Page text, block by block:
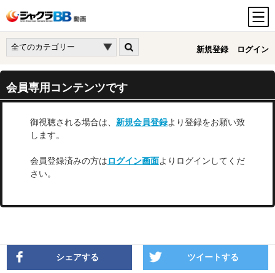
新規登録 ログイン
会員専用コンテンツです
御視聴される場合は、 新規会員登録より登録をお願い致
します。
会員登録済みの方はログイン画面よりログインしてくだ
さい。
シェアする ツイートする